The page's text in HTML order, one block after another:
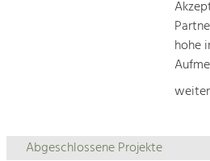
hohe
Abgeschlossene Projekte